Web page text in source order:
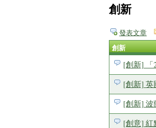
創新
發表文章
創新
[創新] 「
[創新]
[創新] 波
[創意] 紅